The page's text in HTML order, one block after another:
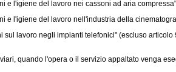
e l'igiene del lavoro nei cassoni ad aria
e l'igiene del lavoro nell'industria della
lavoro negli impianti telefonici" (escluso
quando l'opera o il servizio appaltato venga